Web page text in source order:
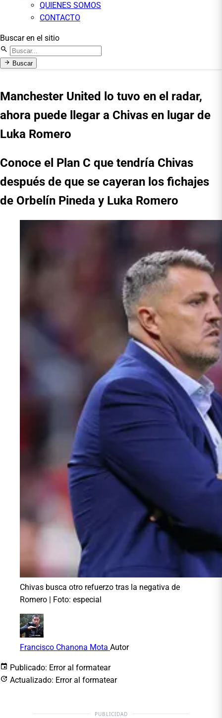
QUIENES SOMOS
CONTACTO
Buscar en el sitio
Buscar
Manchester United lo tuvo en el radar,
ahora puede llegar a Chivas en lugar de
Luka Romero
Conoce el Plan C que tendría Chivas
después de que se cayeran los fichajes
de Orbelín Pineda y Luka Romero
Chivas busca otro refuerzo tras la negativa de
Romero | Foto: especial
Francisco Chanona Mota Autor
Publicado: Error al formatear
Actualizado: Error al formatear
PUBLICIDAD